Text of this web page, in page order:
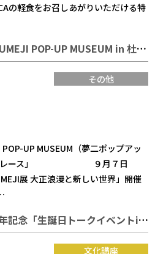
の軽食をお召しあがりいただける特
10月27日まで開催！「YUMEJI POP-UP MUSEUM in 杜の街グレース」
その他
UP MUSEUM（夢二ポップアッ
街グレース」 ９月７日
展 大正浪漫と新しい世界」開催
9/16・竹久夢二生誕140年記念「生誕日トークイベントin 杜の街グレース～新たな視点でとらえる夢二～」
文化講座